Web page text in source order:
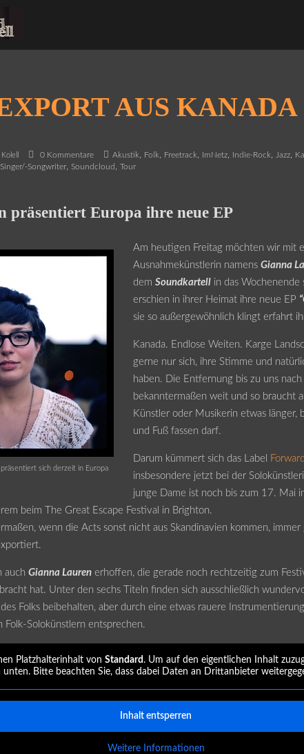
AUS KANADA
0 Kommentare Akustik, Folk, Freetrack, ImNetz, Indie-Rock, Jazz,
Singer/-Songwriter, Soundcloud ,Tour
präsentiert Europa ihre neue EP
sich derzeit in Europa
Am heutigen Freitag möchten wir mit
Ausnahmekünstlerin namensGianna
demSoundkartell in das
erschien in ihrer Heimat ihre neue EP
sie so außergewöhnlich klingt erfahrt
Kanada. Endlose Weiten. Karge
gerne nur sich, ihre Stimme und
haben. Die Entfernung bis zu uns
bekanntermaßen weit und so braucht
Künstler oder Musikerin etwas länger,
und Fuß fassen darf.
Darum kümmert sich das Label
insbesondere jetzt bei der
junge Dame ist noch bis zum 17. Mai
beim The Great Escape Festival in Brighton.
wenn die Acts sonst nicht aus Skandinavien kommen,
auchGianna Lauren erhoffen, die gerade noch rechtzeitig zum
hat. Unter den sechs Titeln finden sich ausschließlich
Folks beibehalten, aber durch eine etwas rauere
Folk-Solokünstlern entsprechen.
Platzhalterinhalt vonStandard . Um auf den eigentlichen Inhalt
Bitte beachten Sie, dass dabei Daten an Drittanbieter
Inhalt entsperren
Weitere Informationen